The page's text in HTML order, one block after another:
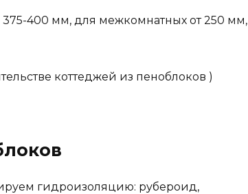
400 мм, для межкомнатных от 250 мм,
коттеджей из пеноблоков )
гидроизоляцию: рубероид,